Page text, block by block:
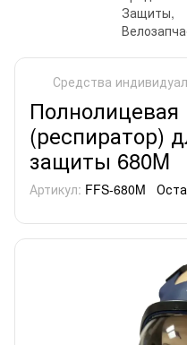
Средства
Полнолицевая
(респиратор)
защиты 680M
Артикул: FFS-680M